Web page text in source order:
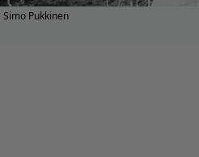
Simo Pukkinen